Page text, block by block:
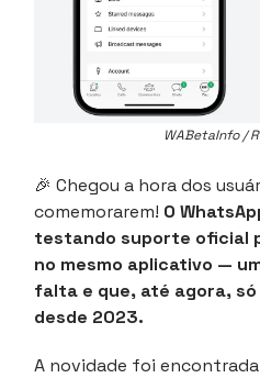
WABetaInfo /
🎉 Chegou a hora dos
comemorarem! O
testando suporte oficial
no mesmo aplicativo —
falta e que, até agora,
desde 2023.
A novidade foi